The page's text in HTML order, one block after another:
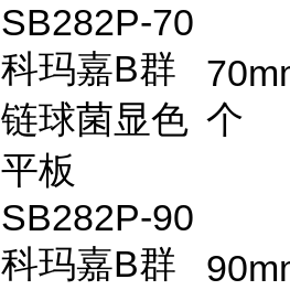
SB282P-70
科玛嘉B群
链球菌显色
平板
个
SB282P-90
科玛嘉B群